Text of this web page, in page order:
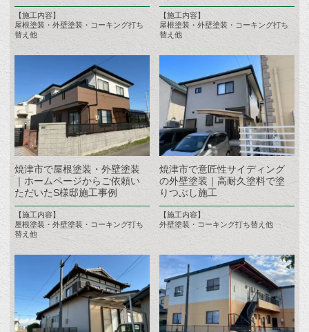
【施工内容】
屋根塗装・外壁塗装・コーキング打ち
替え他
【施工内容】
屋根塗装・外壁塗装・コーキング打ち
替え他
焼津市で屋根塗装・外壁塗装
｜ホームページからご依頼い
ただいたS様邸施工事例
【施工内容】
屋根塗装・外壁塗装・コーキング打ち
替え他
焼津市で意匠性サイディング
の外壁塗装｜高耐久塗料で塗
りつぶし施工
【施工内容】
外壁塗装・コーキング打ち替え他